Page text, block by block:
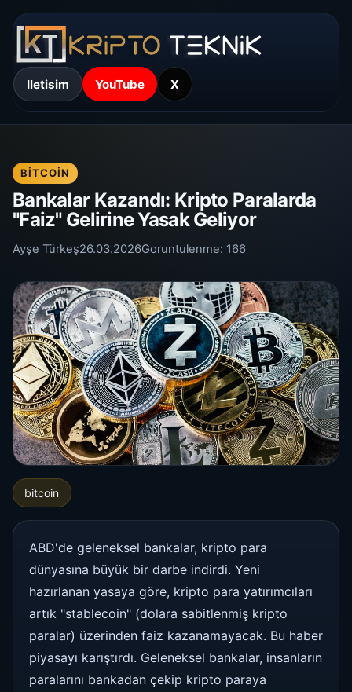
Iletisim YouTube X
BITCOIN
Bankalar Kazandı: Kripto Paralarda
"Faiz" Gelirine Yasak Geliyor
Ayşe Türkeş26.03.2026Goruntulenme: 166
bitcoin
ABD'de geleneksel bankalar, kripto para
dünyasına büyük bir darbe indirdi. Yeni
hazırlanan yasaya göre, kripto para yatırımcıları
artık "stablecoin" (dolara sabitlenmiş kripto
paralar) üzerinden faiz kazanamayacak. Bu haber
piyasayı karıştırdı. Geleneksel bankalar, insanların
paralarını bankadan çekip kripto paraya